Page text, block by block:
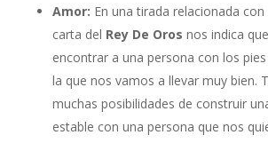
Amor: En una tirada relacionada
carta del Rey De Oros nos indica
encontrar a una persona con los
la que nos vamos a llevar muy bien.
muchas posibilidades de construir
estable con una persona que nos